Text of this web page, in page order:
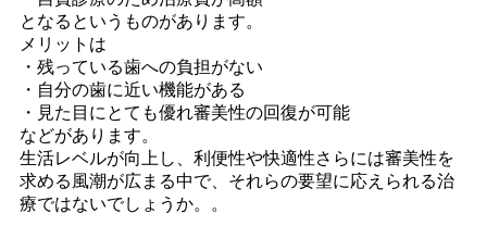
となるというものがあります。
メリットは
・残っている歯への負担がない
・自分の歯に近い機能がある
・見た目にとても優れ審美性の回復が可能
などがあります。
生活レベルが向上し、利便性や快適性さらには審美性を
求める風潮が広まる中で、それらの要望に応えられる治
療ではないでしょうか。。